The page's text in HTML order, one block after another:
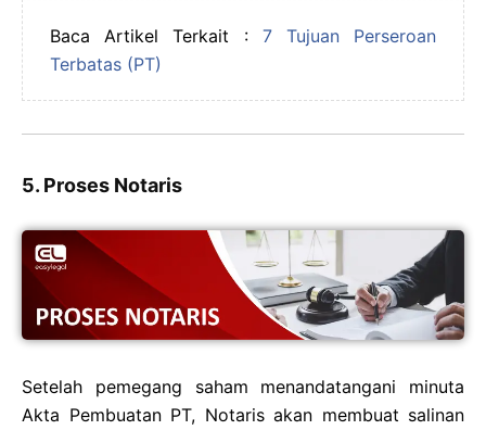
Baca Artikel Terkait : 7 Tujuan Perseroan
Terbatas (PT)
5. Proses Notaris
Setelah pemegang saham menandatangani minuta
Akta Pembuatan PT, Notaris akan membuat salinan